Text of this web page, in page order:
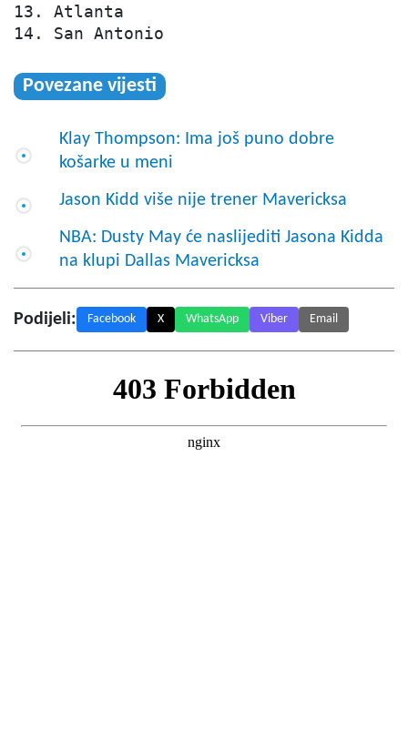
13. Atlanta
14. San Antonio
Povezane vijesti
Klay Thompson: Ima još puno dobre
košarke u meni
Jason Kidd više nije trener Mavericksa
NBA: Dusty May će naslijediti Jasona Kidda
na klupi Dallas Mavericksa
Podijeli: Facebook X WhatsApp Viber Email